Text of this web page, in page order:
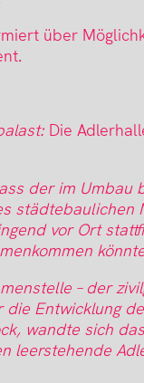
über
Die
der im
vor Ort
– der
Entwicklung
wandte sich
leerstehende